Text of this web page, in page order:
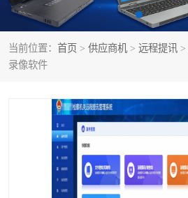
当前位置： 首页 > 供应商机 > 远程提讯
录像软件
远程提讯 语